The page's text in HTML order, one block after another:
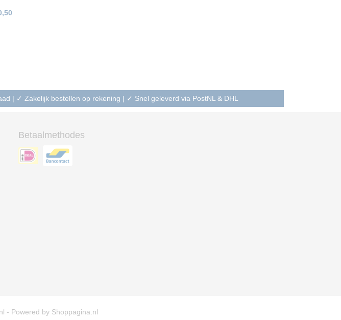
| ✓ Zakelijk bestellen op rekening | ✓ Snel geleverd via PostNL & DHL
Betaalmethodes
- Powered by Shoppagina.nl